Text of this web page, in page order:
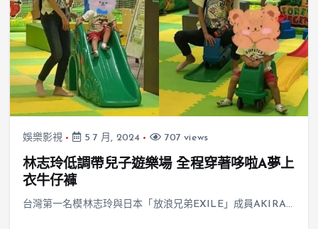
娛樂影視 5 7 月, 2024 707 views
林志玲低調帶兒子遊樂場 全程穿著哆啦A夢上
衣牛仔褲
台灣第一名模林志玲與日本「放浪兄弟EXILE」成員AKIRA…